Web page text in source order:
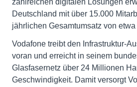
zahlreichen digitalen Lösungen
Deutschland mit über 15.000
jährlichen Gesamtumsatz von
Vodafone treibt den Infrastruktur-
voran und erreicht in seinem
Glasfasernetz über 24 Millionen
Geschwindigkeit. Damit versorgt